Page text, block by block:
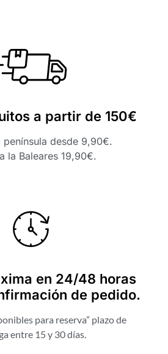
a partir de 150€
península desde 9,90€.
la Baleares 19,90€.
en 24/48 horas
de pedido.
para reserva” plazo de
entre 15 y 30 días.